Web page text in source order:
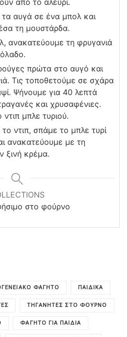
από το αλεύρι.
αυγά σε ένα μπολ και
τη μουστάρδα.
ανακατεύουμε τη φρυγανιά
πρώτα στο αυγό και
Τις τοποθετούμε σε σχάρα
Ψήνουμε για 40 λεπτά
και χρυσαφένιες.
μπλε τυριού.
ντιπ, σπάμε το μπλε τυρί
ανακατεύουμε με τη
ξινή κρέμα.
στο φούρνο
ΦΑΓΗΤΌ ΠΑΙΔΙΚΑ
ΤΗΓΑΝΗΤΈΣ ΣΤΟ ΦΟΎΡΝΟ
ΦΑΓΗΤΌ ΓΙΑ ΠΑΙΔΙΆ